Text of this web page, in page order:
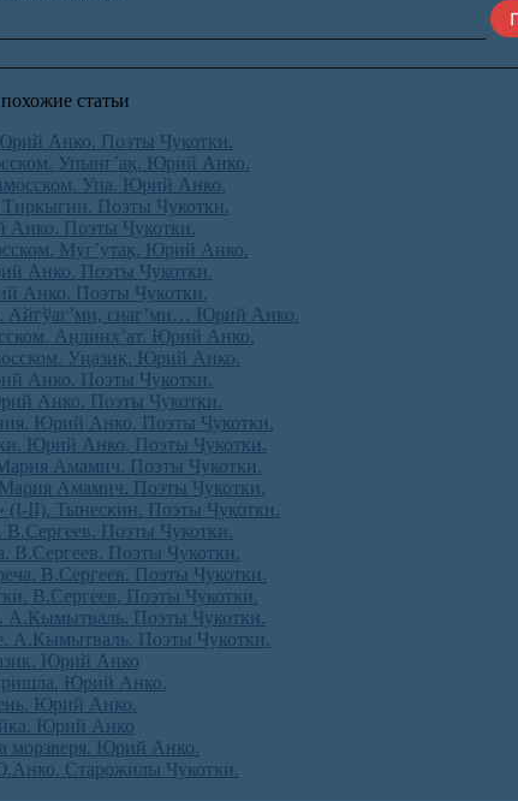
статьи
Анко. Поэты Чукотки.
Упынг’ақ. Юрий Анко.
Упа. Юрий Анко.
Поэты Чукотки.
Анко. Поэты Чукотки.
Муг’утақ. Юрий Анко.
Анко. Поэты Чукотки.
Анко. Поэты Чукотки.
Айгўаг’ми, снаг’ми… Юрий Анко.
Аңлинх’ат. Юрий Анко.
Уңазиқ. Юрий Анко.
Анко. Поэты Чукотки.
Анко. Поэты Чукотки.
Юрий Анко. Поэты Чукотки.
Юрий Анко. Поэты Чукотки.
Амамич. Поэты Чукотки.
Мария Амамич. Поэты Чукотки.
(I-II). Тынескин. Поэты Чукотки.
Поэты Чукотки.
В.Сергеев. Поэты Чукотки.
В.Сергеев. Поэты Чукотки.
В.Сергеев. Поэты Чукотки.
А.Кымытваль. Поэты Чукотки.
А.Кымытваль. Поэты Чукотки.
Юрий Анко
Юрий Анко.
Юрий Анко.
Юрий Анко
морзверя. Юрий Анко.
Старожилы Чукотки.